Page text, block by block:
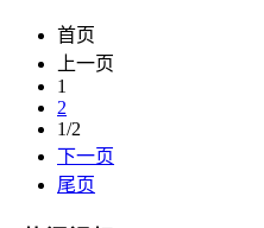
首页
上一页
1
2
1/2
下一页
尾页